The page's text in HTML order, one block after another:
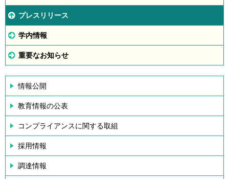
プレスリリース
学内情報
重要なお知らせ
情報公開
教育情報の公表
コンプライアンスに関する取組
採用情報
調達情報